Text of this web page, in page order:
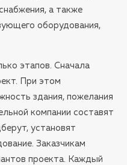
а также
оборудования,
этапов. Сначала
При этом
здания, пожелания
компании составят
установят
Заказчикам
проекта. Каждый